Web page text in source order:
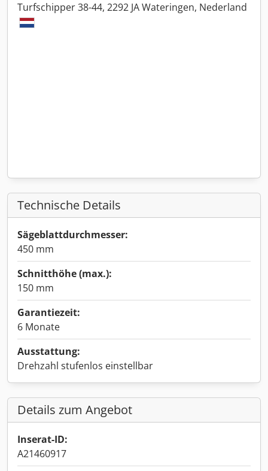
Turfschipper 38-44, 2292 JA Wateringen, Nederland
Technische Details
Sägeblattdurchmesser:
450 mm
Schnitthöhe (max.):
150 mm
Garantiezeit:
6 Monate
Ausstattung:
Drehzahl stufenlos einstellbar
Details zum Angebot
Inserat-ID:
A21460917